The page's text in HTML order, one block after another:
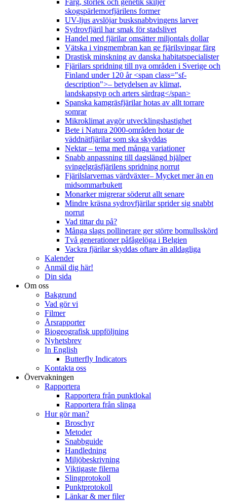
skogspärlemorfjärilens former
UV-ljus avslöjar busksnabbvingens larver
Sydrovfjäril har smak för stadslivet
Handel med fjärilar omsätter miljontals dollar
Vätska i vingmembran kan ge fjärilsvingar färg
Drastisk minskning av danska habitatspecialister
Fjärilars spridning till nya områden i Sverige och
Finland under 120 år <span class="sf-
description">– betydelsen av klimat,
landskapstyp och arters särdrag</span>
Spanska kamgräsfjärilar hotas av allt torrare
somrar
Mikroklimat avgör utvecklingshastighet
Bete i Natura 2000-områden hotar de
väddnätfjärilar som ska skyddas
Nektar – tema med många variationer
Snabb anpassning till dagslängd hjälper
svingelgräsfjärilens spridning norrut
Fjärilslarvernas värdväxter– Mycket mer än en
midsommarbukett
Monarker migrerar söderut allt senare
Mindre kräsna sydrovfjärilar sprider sig snabbt
norrut
Vad tittar du på?
Många slags pollinerare ger större bomullsskörd
Två generationer påfågelöga i Belgien
Vackra fjärilar skyddas oftare än alldagliga
Kalender
Anmäl dig här!
Din sida
Om oss
Bakgrund
Vad gör vi
Filmer
Årsrapporter
Biogeografisk uppföljning
Nyhetsbrev
In English
Butterfly Indicators
Kontakta oss
Övervakningen
Rapportera
Rapportera från punktlokal
Rapportera från slinga
Hur gör man?
Broschyr
Metoder
Snabbguide
Handledning
Miljöbeskrivning
Viktigaste filerna
Slingprotokoll
Punktprotokoll
Länkar & mer filer